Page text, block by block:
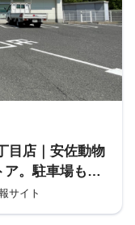
目店｜安佐動物
。駐車場も広
サイト